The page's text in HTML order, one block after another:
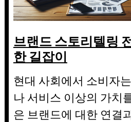
브랜드 스토리텔링
한 길잡이
현대 사회에서 소비자
나 서비스 이상의 가치
은 브랜드에 대한 연결